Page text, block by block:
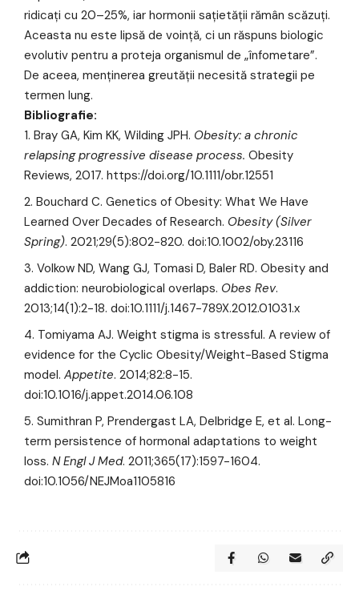
ridicați cu 20–25%, iar hormonii sațietății rămân scăzuți.
Aceasta nu este lipsă de voință, ci un răspuns biologic
evolutiv pentru a proteja organismul de „înfometare”.
De aceea, menținerea greutății necesită strategii pe
termen lung.
Bibliografie:
Bray GA, Kim KK, Wilding JPH. Obesity: a chronic
relapsing progressive disease process. Obesity
Reviews, 2017. https://doi.org/10.1111/obr.12551
Bouchard C. Genetics of Obesity: What We Have
Learned Over Decades of Research. Obesity (Silver
Spring). 2021;29(5):802-820. doi:10.1002/oby.23116
Volkow ND, Wang GJ, Tomasi D, Baler RD. Obesity and
addiction: neurobiological overlaps. Obes Rev.
2013;14(1):2-18. doi:10.1111/j.1467-789X.2012.01031.x
Tomiyama AJ. Weight stigma is stressful. A review of
evidence for the Cyclic Obesity/Weight-Based Stigma
model. Appetite. 2014;82:8-15.
doi:10.1016/j.appet.2014.06.108
Sumithran P, Prendergast LA, Delbridge E, et al. Long-
term persistence of hormonal adaptations to weight
loss. N Engl J Med. 2011;365(17):1597-1604.
doi:10.1056/NEJMoa1105816